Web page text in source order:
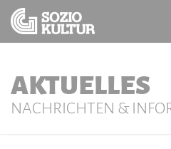
AKTUELLES
NACHRICHTEN &